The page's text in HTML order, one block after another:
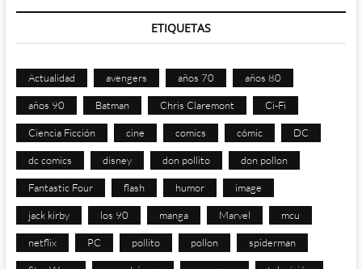
ETIQUETAS
Actualidad avengers años 70 años 80
años 90 Batman Chris Claremont Ci-Fi
Ciencia Ficción cine comics cómic DC
dc comics disney don pollito don pollon
Fantastic Four flash humor image
jack kirby los 90 manga Marvel mcu
netflix PC pollito pollon spiderman